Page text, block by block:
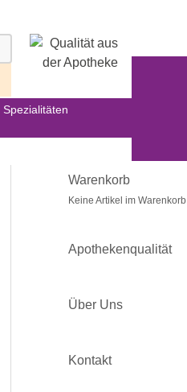
Spezialitäten
Warenkorb
Keine Artikel im Warenkorb
Apothekenqualität
Über Uns
Kontakt